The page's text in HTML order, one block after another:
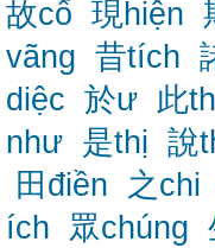
故cố 現hiện
vãng 昔tích
diệc 於ư 此
như 是thị 說
田điền
之chi
ích 眾chúng